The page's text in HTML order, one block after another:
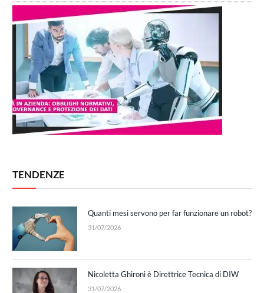
TENDENZE
Quanti mesi servono per far funzionare un robot?
31/07/2026
Nicoletta Ghironi è Direttrice Tecnica di DIW
31/07/2026